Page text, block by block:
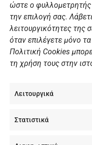
ώστε ο
την επιλογή σας.
λειτουργικότητες της
όταν επιλέγετε μόνο
Πολιτική Cookies
τη χρήση τους στην
Λειτουργικά
Στατιστικά
ΠΡΟΣΩΠΙΚΑ
Πολιτική
Πολιτική Cookies
Γενική Πολιτική ΝΟΒ
Ενημέρωση Summer
ΕΠΙΚΟΙΝΩΝΊΑ